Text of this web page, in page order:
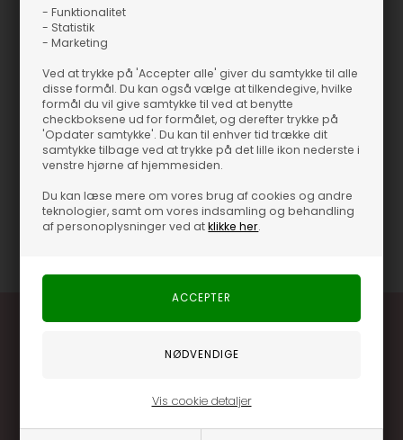
- Funktionalitet
- Statistik
- Marketing
Ved at trykke på 'Accepter alle' giver du samtykke til alle
disse formål. Du kan også vælge at tilkendegive, hvilke
formål du vil give samtykke til ved at benytte
checkboksene ud for formålet, og derefter trykke på
'Opdater samtykke'. Du kan til enhver tid trække dit
samtykke tilbage ved at trykke på det lille ikon nederste i
venstre hjørne af hjemmesiden.
Du kan læse mere om vores brug af cookies og andre
teknologier, samt om vores indsamling og behandling
af personoplysninger ved atklikke her.
Vis cookie detaljer
Den har en flot finish, der giver lidt ekstra, uden at det bliver for
meget. Samtidig er den behagelig at have på, så den hurtigt kan
Vælg den, når du vil kombinere stil, komfort og funktion i én og
samme kjole. Den giver et gennemført look og en følelse af
selvtillid, uanset hvor dagen tager dig.
Pasform
Normal i størrelsen
Varenummer